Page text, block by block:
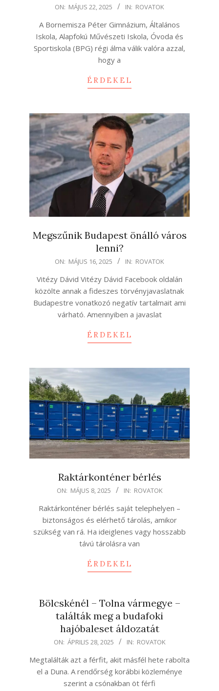
ON: MÁJUS 22, 2025 IN: ROVATOK
A Bornemisza Péter Gimnázium, Általános
Iskola, Alapfokú Művészeti Iskola, Óvoda és
Sportiskola (BPG) régi álma válik valóra azzal,
hogy a
ÉRDEKEL
Megszűnik Budapest önálló város
lenni?
ON: MÁJUS 16, 2025 IN: ROVATOK
Vitézy Dávid Vitézy Dávid Facebook oldalán
közölte annak a fideszes törvényjavaslatnak
Budapestre vonatkozó negatív tartalmait ami
várható. Amennyiben a javaslat
ÉRDEKEL
Raktárkonténer bérlés
ON: MÁJUS 8, 2025 IN: ROVATOK
Raktárkonténer bérlés saját telephelyen –
biztonságos és elérhető tárolás, amikor
szükség van rá. Ha ideiglenes vagy hosszabb
távú tárolásra van
ÉRDEKEL
Bölcskénél – Tolna vármegye –
találták meg a budafoki
hajóbaleset áldozatát
28
ON: ÁPRILIS 28, 2025 IN: ROVATOK
Megtalálták azt a férfit, akit másfél hete rabolta
el a Duna. A rendőrség korábbi közleménye
szerint a csónakban öt férfi